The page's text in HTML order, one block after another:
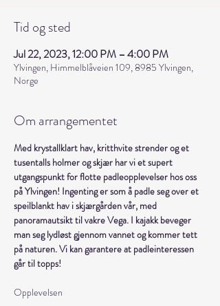
Tid og sted
Jul 22, 2023, 12:00 PM – 4:00 PM
Ylvingen, Himmelblåveien 109, 8985 Ylvingen,
Norge
Om arrangementet
Med krystallklart hav, kritthvite strender og et
tusentalls holmer og skjær har vi et supert
utgangspunkt for flotte padleopplevelser hos oss
på Ylvingen! Ingenting er som å padle seg over et
speilblankt hav i skjærgården vår, med
panoramautsikt til vakre Vega. I kajakk beveger
man seg lydløst gjennom vannet og kommer tett
på naturen. Vi kan garantere at padleinteressen
går til topps!